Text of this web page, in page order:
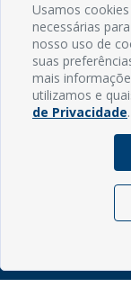
Endereço:
E-
Horário:
© Copyright -
Usamos
necessárias
nosso uso de
suas
mais
utilizamos e
de Privacidade.